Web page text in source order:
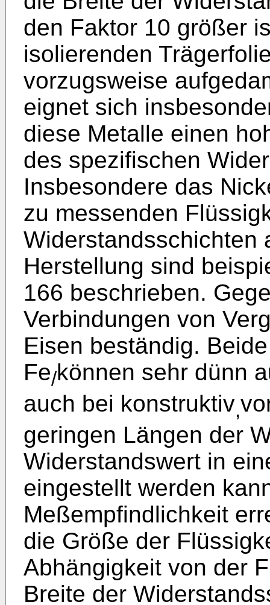
den Faktor 10 größer
isolierenden
vorzugsweise
eignet sich
diese Metalle einen
des spezifischen
Insbesondere das
zu messenden
Widerstandsschichten
Herstellung sind
166 beschrieben.
Verbindungen von
Eisen beständig.
Fe/können sehr dünn
auch bei konstruktiv,
geringen Längen der
Widerstandswert in
eingestellt werden
Meßempfindlichkeit
die Größe der
Abhängigkeit von der
Breite der